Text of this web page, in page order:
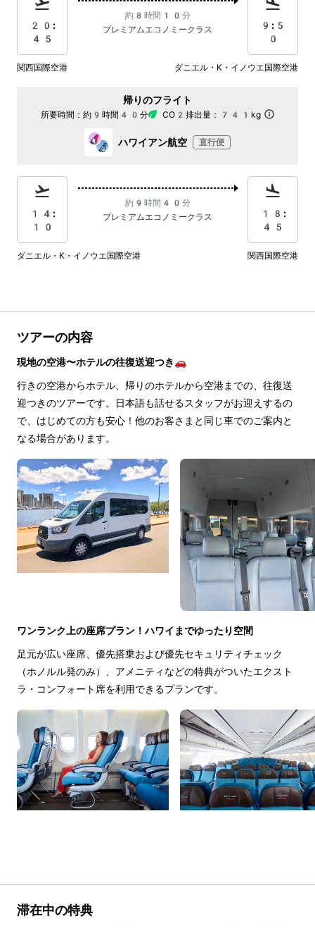
20:
45
約8時間10分
プレミアムエコノミークラス
9:5
0
関西国際空港 ダニエル・K・イノウエ国際空港
帰りのフライト
所要時間： 約9時間40分 CO2排出量： 741kg
ハワイアン航空 直行便
14:
10
約9時間40分
プレミアムエコノミークラス
18:
45
ダニエル・K・イノウエ国際空港 関西国際空港
ツアーの内容
現地の空港〜ホテルの往復送迎つき🚗
行きの空港からホテル、帰りのホテルから空港までの、往復送
迎つきのツアーです。日本語も話せるスタッフがお迎えするの
で、はじめての方も安心！他のお客さまと同じ車でのご案内と
なる場合があります。
ワンランク上の座席プラン！ハワイまでゆったり空間
足元が広い座席、優先搭乗および優先セキュリティチェック
（ホノルル発のみ）、アメニティなどの特典がついたエクスト
ラ・コンフォート席を利用できるプランです。
滞在中の特典